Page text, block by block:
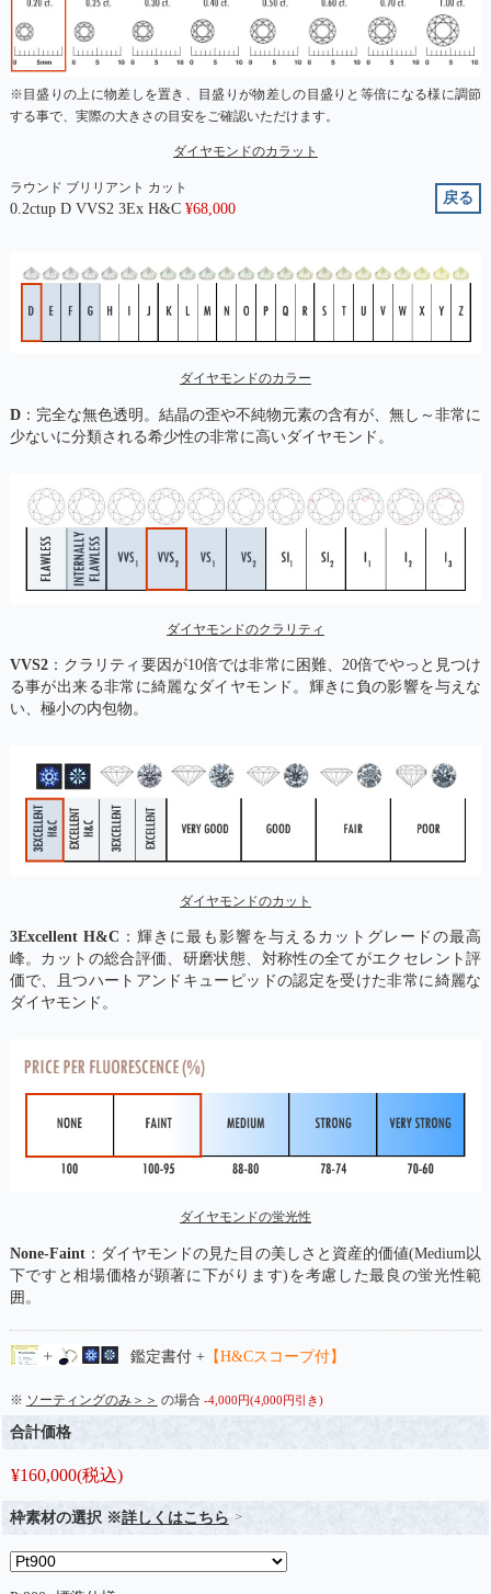
※目盛りの上に物差しを置き、目盛りが物差しの目盛りと等倍になる様に調節
する事で、実際の大きさの目安をご確認いただけます。
ダイヤモンドのカラット
ラウンド ブリリアント カット
0.2ctup D VVS2 3Ex H&C ¥68,000
戻る
ダイヤモンドのカラー
D：完全な無色透明。結晶の歪や不純物元素の含有が、無し～非常に
少ないに分類される希少性の非常に高いダイヤモンド。
ダイヤモンドのクラリティ
VVS2：クラリティ要因が10倍では非常に困難、20倍でやっと見つけ
る事が出来る非常に綺麗なダイヤモンド。輝きに負の影響を与えな
い、極小の内包物。
ダイヤモンドのカット
3Excellent H&C ：輝きに最も影響を与えるカットグレードの最高
峰。カットの総合評価、研磨状態、対称性の全てがエクセレント評
価で、且つハートアンドキューピッドの認定を受けた非常に綺麗な
ダイヤモンド。
ダイヤモンドの蛍光性
None-Faint：ダイヤモンドの見た目の美しさと資産的価値(Medium以
下ですと相場価格が顕著に下がります)を考慮した最良の蛍光性範
囲。
鑑定書付 +【H&Cスコープ付】
※ ソーティングのみ＞＞ の場合 -4,000円(4,000円引き)
合計価格
¥160,000(税込)
枠素材の選択 ※詳しくはこちら